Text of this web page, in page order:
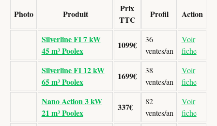
Photo Produit
Prix
TTC
Profil Action
Silverline FI 7 kW
45 m³ Poolex
1099€
36
ventes/an
Voir
fiche
Silverline FI 12 kW
65 m³ Poolex
1699€
38
ventes/an
Voir
fiche
Nano Action 3 kW
21 m³ Poolex
337€
82
ventes/an
Voir
fiche